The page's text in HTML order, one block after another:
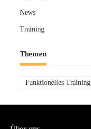
News
Training
Themen
Funktionelles Training